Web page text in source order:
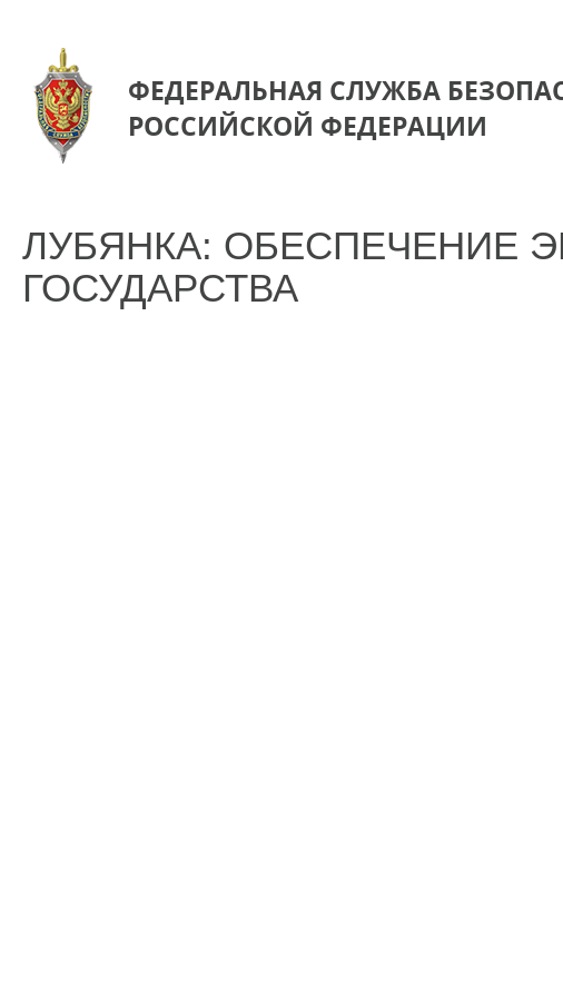
ФЕДЕРАЛЬНАЯ СЛУЖБА
РОССИЙСКОЙ ФЕДЕРАЦИИ
ЛУБЯНКА: ОБЕСПЕЧЕНИЕ
ГОСУДАРСТВА